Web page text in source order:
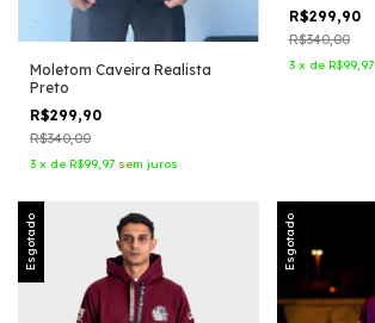
Moletom Caveira Realista
Preto
R$299,90
R$340,00
3 x de R$99,97 sem juros
R$299,90
R$340,00
3 x de R$99,97
Esgotado Esgotado